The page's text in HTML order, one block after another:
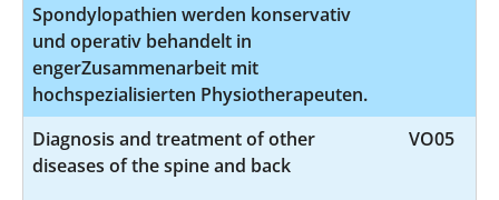
Spondylopathien werden konservativ
und operativ behandelt in
engerZusammenarbeit mit
hochspezialisierten Physiotherapeuten.
Diagnosis and treatment of other
diseases of the spine and back
VO05